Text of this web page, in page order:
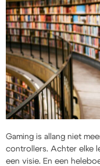
Gaming is allang niet
controllers. Achter elke
een visie. En een